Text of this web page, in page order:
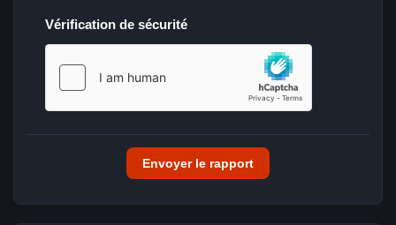
Vérification de sécurité
Envoyer le rapport